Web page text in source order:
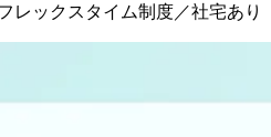
レックスタイム制度／社宅あり